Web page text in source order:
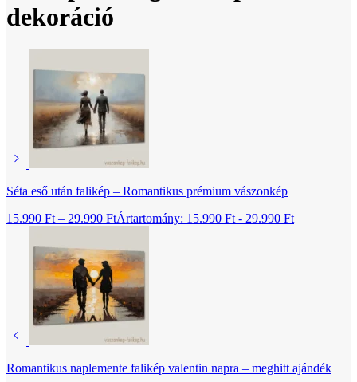
dekoráció
Séta eső után falikép – Romantikus prémium vászonkép
15.990 Ft – 29.990 FtÁrtartomány: 15.990 Ft - 29.990 Ft
Romantikus naplemente falikép valentin napra – meghitt ajándék